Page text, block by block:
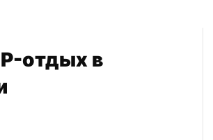
отдых в